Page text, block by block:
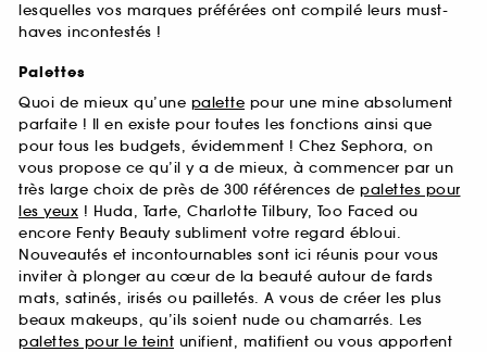
lesquelles vos marques préférées ont compilé leurs must-
haves incontestés !
Palettes
Quoi de mieux qu’une palette pour une mine absolument
parfaite ! Il en existe pour toutes les fonctions ainsi que
pour tous les budgets, évidemment ! Chez Sephora, on
vous propose ce qu’il y a de mieux, à commencer par un
très large choix de près de 300 références de palettes pour
les yeux ! Huda, Tarte, Charlotte Tilbury, Too Faced ou
encore Fenty Beauty subliment votre regard ébloui.
Nouveautés et incontournables sont ici réunis pour vous
inviter à plonger au cœur de la beauté autour de fards
mats, satinés, irisés ou pailletés. A vous de créer les plus
beaux makeups, qu’ils soient nude ou chamarrés. Les
palettes pour le teint unifient, matifient ou vous apportent